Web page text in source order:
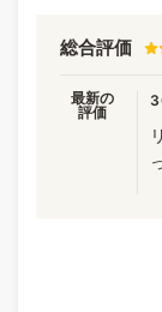
総合評価
最新の
評価